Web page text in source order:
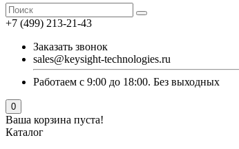
+7 (499) 213-21-43
Заказать звонок
sales@keysight-technologies.ru
Работаем с 9:00 до 18:00. Без выходных
0
Ваша корзина пуста!
Каталог